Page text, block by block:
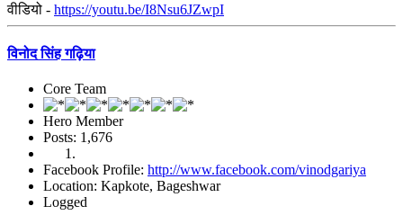
वीडियो - https://youtu.be/I8Nsu6JZwpI
विनोद सिंह गढ़िया
Core Team
Hero Member
Posts: 1,676
Facebook Profile: http://www.facebook.com/vinodgariya
Location: Kapkote, Bageshwar
Logged